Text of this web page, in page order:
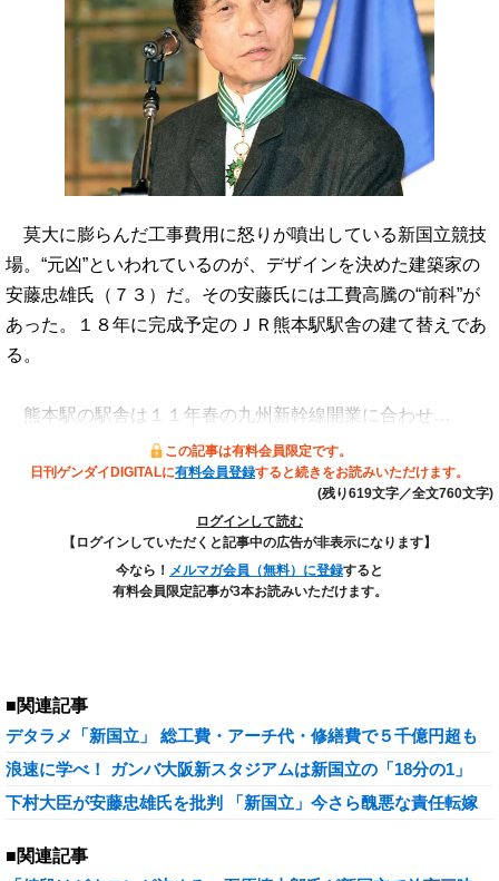
莫大に膨らんだ工事費用に怒りが噴出している新国立競技
場。“元凶”といわれているのが、デザインを決めた建築家の
安藤忠雄氏（７３）だ。その安藤氏には工費高騰の“前科”が
あった。１８年に完成予定のＪＲ熊本駅駅舎の建て替えであ
る。
熊本駅の駅舎は１１年春の九州新幹線開業に合わせ…
この記事は有料会員限定です。
日刊ゲンダイDIGITALに有料会員登録すると続きをお読みいただけます。
(残り619文字／全文760文字)
ログインして読む
【ログインしていただくと記事中の広告が非表示になります】
今なら！ メルマガ会員（無料）に登録すると
有料会員限定記事が3本お読みいただけます。
■関連記事
デタラメ「新国立」 総工費・アーチ代・修繕費で５千億円超も
浪速に学べ！ ガンバ大阪新スタジアムは新国立の「18分の1」
下村大臣が安藤忠雄氏を批判 「新国立」今さら醜悪な責任転嫁
■関連記事